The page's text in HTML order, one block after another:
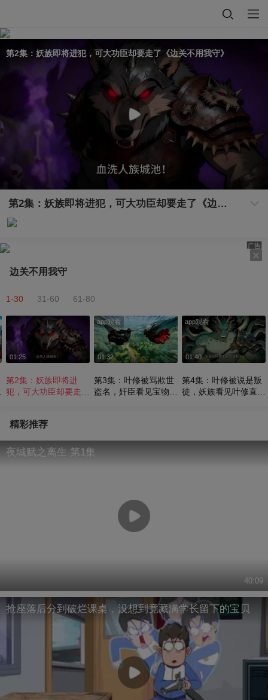
第2集：妖族即将进犯，可大功臣却要走了《边关不用我守》
第2集：妖族即将进犯，可大功臣却要走了《边关不用我守》
广告
边关不用我守
1-30 31-60 61-80
01:25
第2集：妖族即将进
犯，可大功臣却要走了
app观看
01:32
第3集：叶修被骂欺世
盗名，奸臣看见宝物挪
app观看
01:40
第4集：叶修被说是叛
徒，妖族看见叶修直接
精彩推荐
夜城赋之离生 第1集
40:09
抢座落后分到破烂课桌，没想到竟藏满学长留下的宝贝